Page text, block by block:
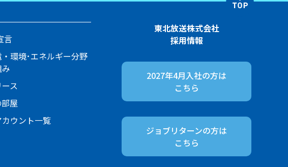
言
環境･エネルギー分野
ス
屋
ウント一覧
東北放送株式会社
採用情報
2027年4月入社の方は
こちら
ジョブリターンの方は
こちら